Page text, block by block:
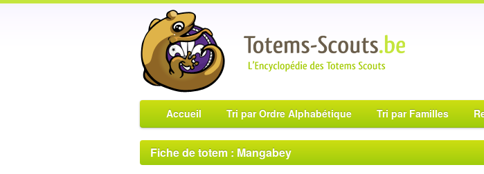
Accueil Tri par Ordre Alphabétique Tri par Familles
Fiche de totem : Mangabey